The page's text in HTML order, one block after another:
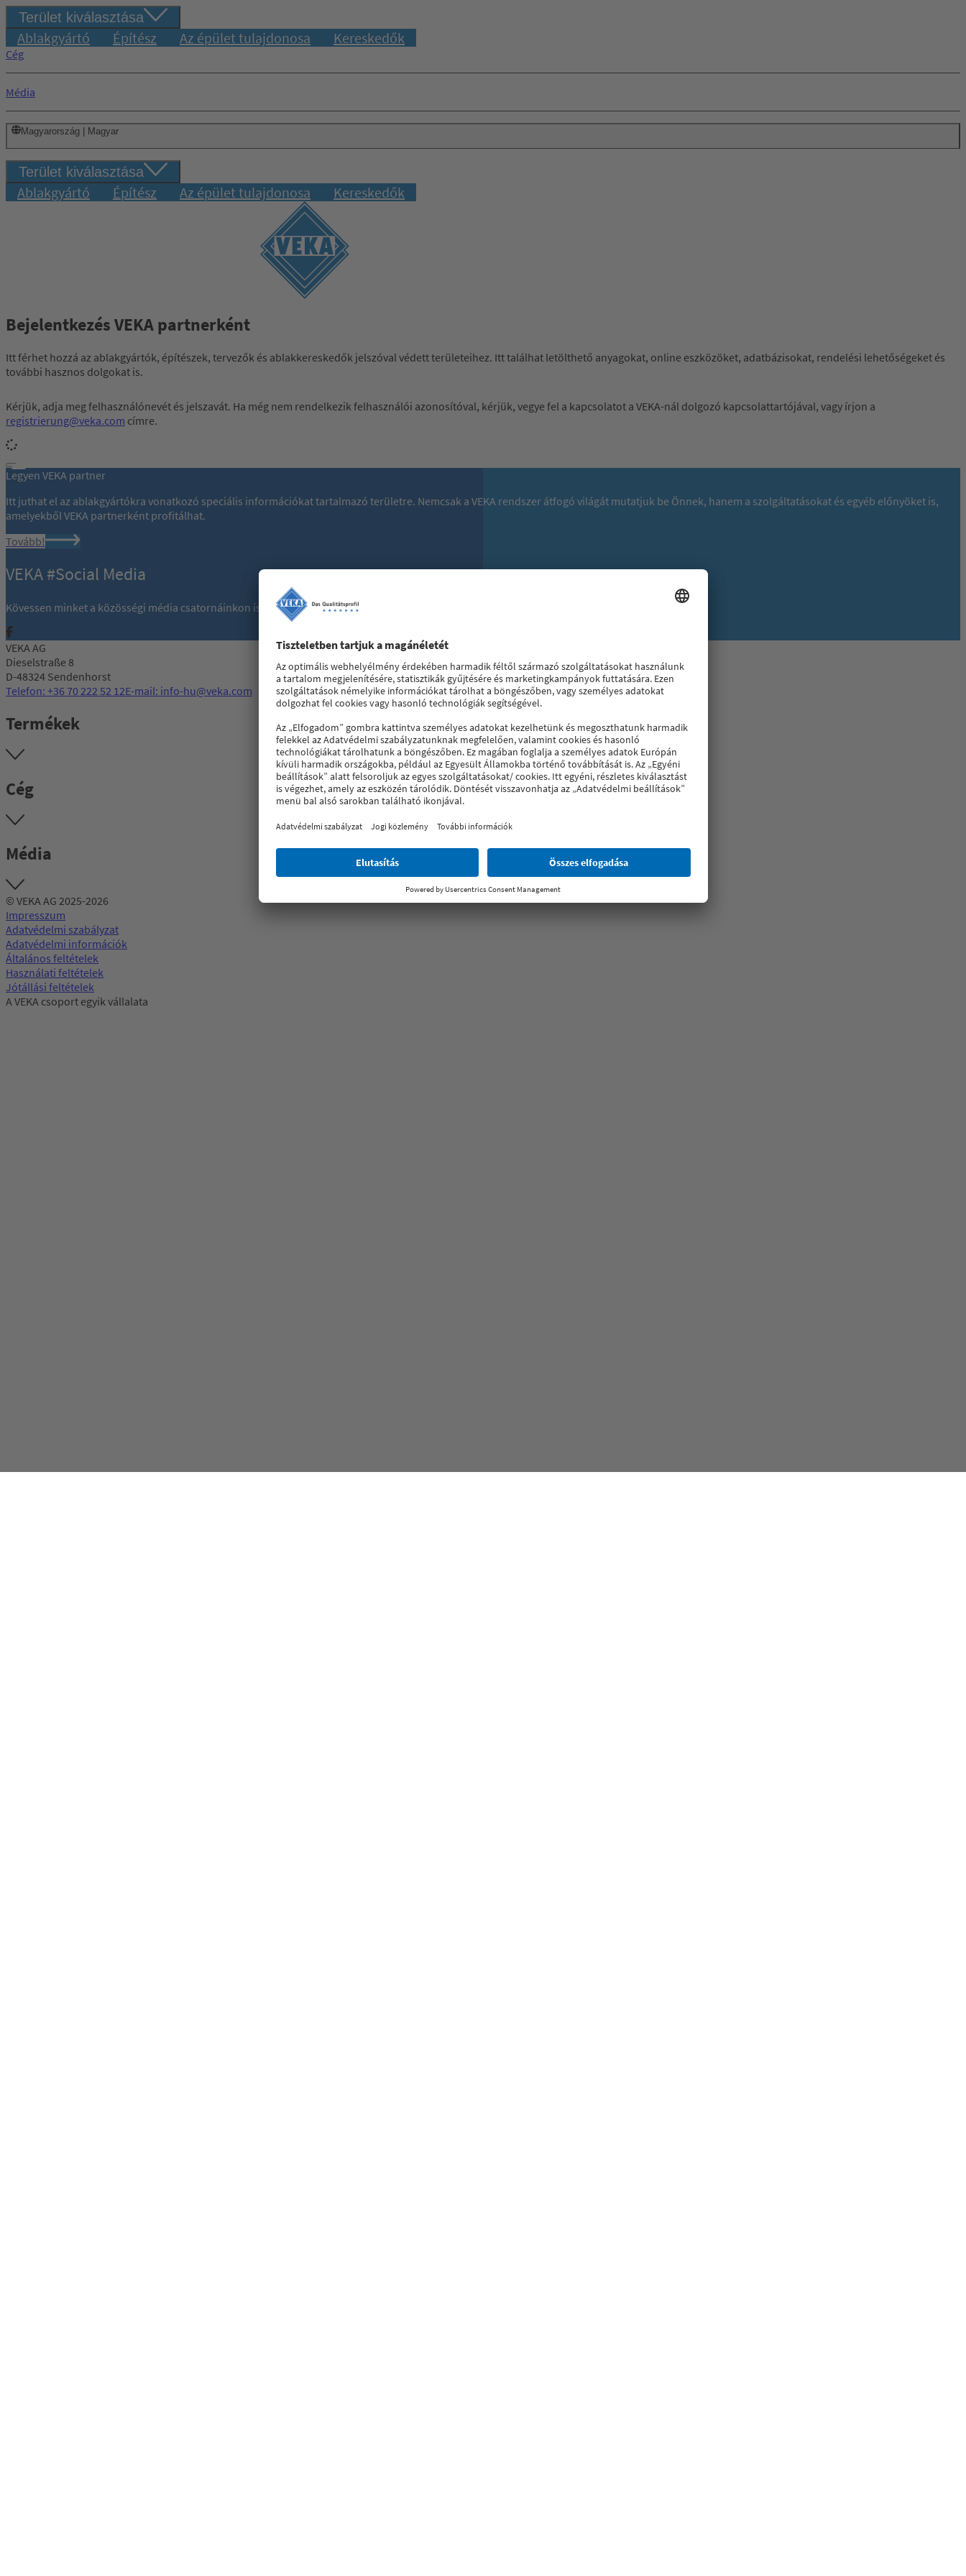
Terület kiválasztása
Ablakgyártó Építész Az épület tulajdonosa Kereskedők
Cég
Média
Magyarország | Magyar
Terület kiválasztása
Ablakgyártó Építész Az épület tulajdonosa Kereskedők
Bejelentkezés VEKA partnerként
Itt férhet hozzá az ablakgyártók, építészek, tervezők és ablakkereskedők jelszóval védett területeihez. Itt találhat letölthető anyagokat, online eszközöket, adatbázisokat, rendelési lehetőségeket és
további hasznos dolgokat is.
Kérjük, adja meg felhasználónevét és jelszavát. Ha még nem rendelkezik felhasználói azonosítóval, kérjük, vegye fel a kapcsolatot a VEKA-nál dolgozó kapcsolattartójával, vagy írjon a
registrierung@veka.com címre.
Legyen VEKA partner
Itt juthat el az ablakgyártókra vonatkozó speciális információkat tartalmazó területre. Nemcsak a VEKA rendszer átfogó világát mutatjuk be Önnek, hanem a szolgáltatásokat és egyéb előnyöket is,
amelyekből VEKA partnerként profitálhat.
Tovább!
VEKA #Social Media
Kövessen minket a közösségi média csatornáinkon is:
VEKA AG
Dieselstraße 8
D-48324 Sendenhorst
Telefon: +36 70 222 52 12E-mail: info-hu@veka.com
Termékek
Cég
Média
© VEKA AG 2025-2026
Impresszum
Adatvédelmi szabályzat
Adatvédelmi információk
Általános feltételek
Használati feltételek
Jótállási feltételek
A VEKA csoport egyik vállalata